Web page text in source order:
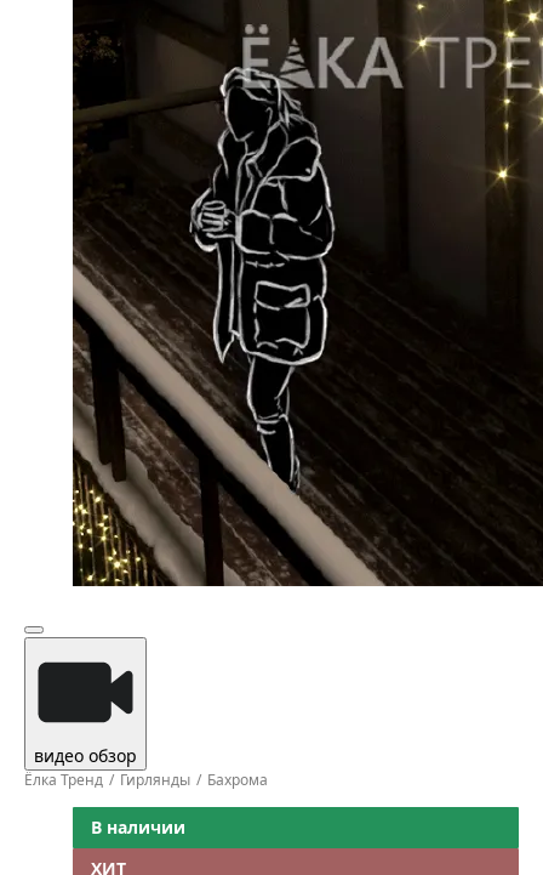
видео обзор
Ёлка Тренд Гирлянды Бахрома
В наличии
ХИТ